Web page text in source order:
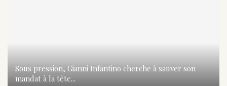
Sous pression, Gianni Infantino cherche à sauver son
mandat à la tête...